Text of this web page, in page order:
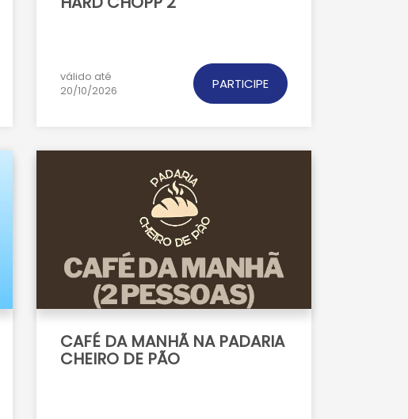
válido até
20/10/2026
PARTICIPE
CAFÉ DA MANHÃ NA PADARIA
CHEIRO DE PÃO